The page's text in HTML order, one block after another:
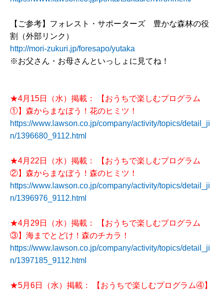
【ご参考】フォレスト・サポーターズ 豊かな森林の役
割（外部リンク）
http://mori-zukuri.jp/foresapo/yutaka
※お父さん・お母さんといっしょに見てね！
★4月15日（水）掲載： 【おうちで楽しむプログラム
①】森からまなぼう！花のヒミツ！
https://www.lawson.co.jp/company/activity/topics/detail_ji
n/1396680_9112.html
★4月22日（水）掲載： 【おうちで楽しむプログラム
②】森からまなぼう！森のヒミツ！
https://www.lawson.co.jp/company/activity/topics/detail_ji
n/1396976_9112.html
★4月29日（水）掲載： 【おうちで楽しむプログラム
③】海までとどけ！森のチカラ！
https://www.lawson.co.jp/company/activity/topics/detail_ji
n/1397185_9112.html
★5月6日（水）掲載： 【おうちで楽しむプログラム④】